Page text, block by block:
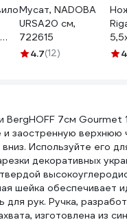
Мусат, NADOBA
URSA20 см,
722615
4.7(12)
BergHOFF 7см Gourmet
заостренную верхнюю
Используйте его
декоративных
шейка обеспечивает
для рук. Ручка,
изготовлена из